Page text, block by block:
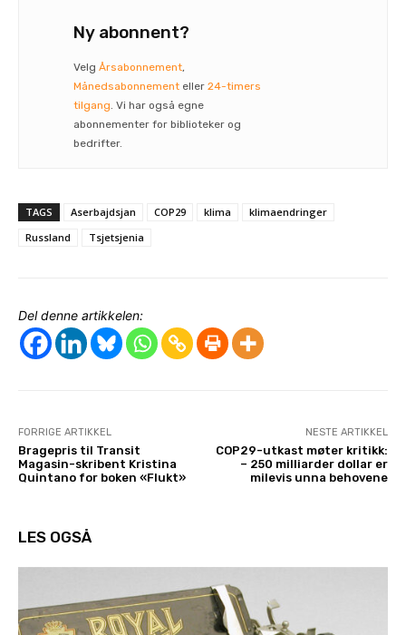
Ny abonnent?
Velg Årsabonnement,
Månedsabonnement eller 24-timers
tilgang . Vi har også egne
abonnementer for biblioteker og
bedrifter.
TAGS Aserbajdsjan COP29 klima
klimaendringer
Russland
Tsjetsjenia
Del denne artikkelen:
FORRIGE ARTIKKEL
Bragepris til Transit
Magasin-skribent Kristina
Quintano for boken «Flukt»
NESTE ARTIKKEL
COP29-utkast møter kritikk:
– 250 milliarder dollar er
milevis unna behovene
LES OGSÅ